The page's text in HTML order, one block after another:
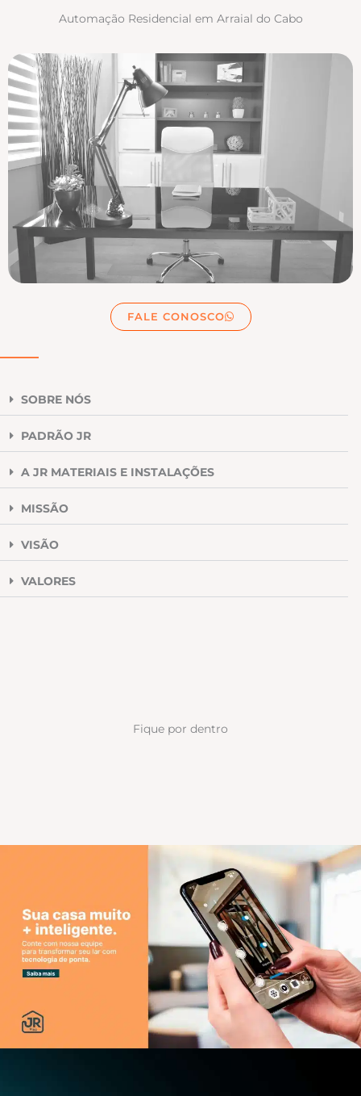
Automação Residencial em Arraial do Cabo
FALE CONOSCO
SOBRE NÓS
PADRÃO JR
A JR MATERIAIS E INSTALAÇÕES
MISSÃO
VISÃO
VALORES
Fique por dentro